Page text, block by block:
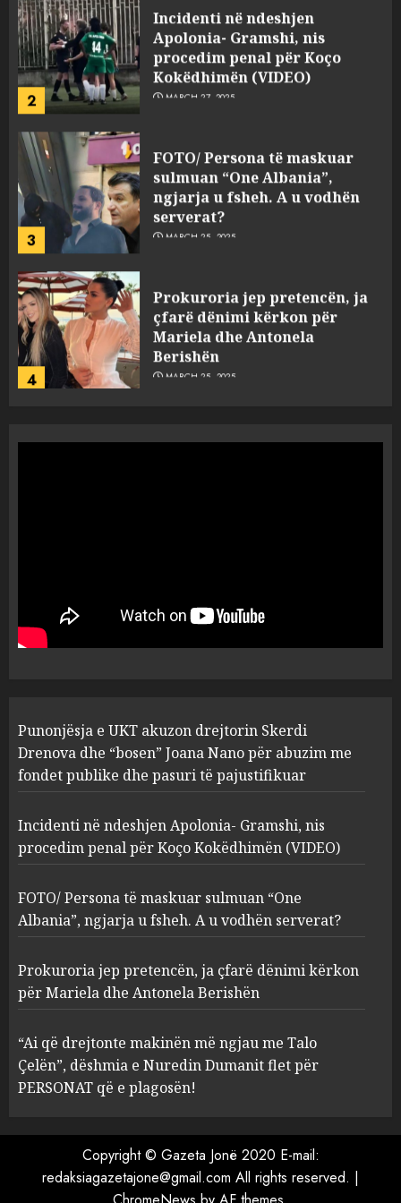
2
Incidenti në ndeshjen
Apolonia- Gramshi, nis
procedim penal për Koço
Kokëdhimën (VIDEO)
MARCH 27, 2025
3
FOTO/ Persona të maskuar
sulmuan “One Albania”,
ngjarja u fsheh. A u vodhën
serverat?
MARCH 25, 2025
4
Prokuroria jep pretencën, ja
çfarë dënimi kërkon për
Mariela dhe Antonela
Berishën
MARCH 25, 2025
1
“bosen” Joana Nano për
abuzim me fondet publike dhe
pasuri të pajustifikuar
2
Apolonia- Gramshi, nis
procedim penal për Koço
Kokëdhimën (VIDEO)
MARCH 27, 2025
3
FOTO/ Persona të maskuar
sulmuan “One Albania”,
ngjarja u fsheh. A u vodhën
serverat?
4
Prokuroria jep pretencën, ja
çfarë dënimi kërkon për
Berishën
MARCH 25, 2025
“Ai që drejtonte makinën më
ngjau me Talo Çelën”,
dëshmia e Nuredin Dumanit
flet për PERSONAT që e
Punonjësja e UKT akuzon drejtorin Skerdi
Drenova dhe “bosen” Joana Nano për abuzim me
fondet publike dhe pasuri të pajustifikuar
Incidenti në ndeshjen Apolonia- Gramshi, nis
procedim penal për Koço Kokëdhimën (VIDEO)
FOTO/ Persona të maskuar sulmuan “One
Albania”, ngjarja u fsheh. A u vodhën serverat?
Prokuroria jep pretencën, ja çfarë dënimi kërkon
për Mariela dhe Antonela Berishën
“Ai që drejtonte makinën më ngjau me Talo
Çelën”, dëshmia e Nuredin Dumanit flet për
PERSONAT që e plagosën!
Copyright © Gazeta Jonë 2020 E-mail:
redaksiagazetajone@gmail.com All rights reserved. |